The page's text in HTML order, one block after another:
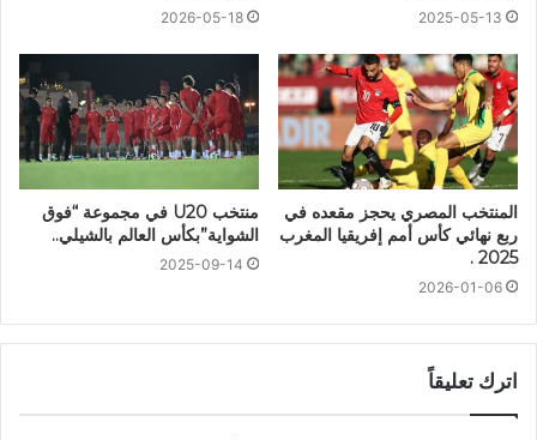
2025-05-13
2026-05-18
المنتخب المصري يحجز مقعده في
ربع نهائي كأس أمم إفريقيا المغرب
2025 .
2026-01-06
منتخب U20 في مجموعة “فوق
الشواية”بكأس العالم بالشيلي..
2025-09-14
اترك تعليقاً